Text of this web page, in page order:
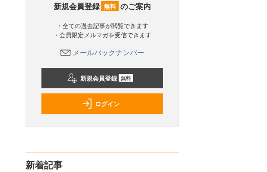
新規会員登録 無料 のご案内
・全ての過去記事が閲覧できます
・会員限定メルマガを受信できます
メールバックナンバー
新規会員登録 無料
ログイン
新着記事